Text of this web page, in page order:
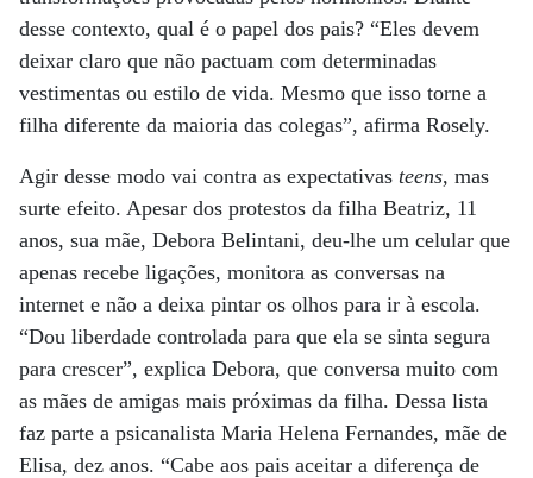
desse contexto, qual é o papel dos pais? “Eles devem
deixar claro que não pactuam com determinadas
vestimentas ou estilo de vida. Mesmo que isso torne a
filha diferente da maioria das colegas”, afirma Rosely.
Agir desse modo vai contra as expectativas teens, mas
surte efeito. Apesar dos protestos da filha Beatriz, 11
anos, sua mãe, Debora Belintani, deu-lhe um celular que
apenas recebe ligações, monitora as conversas na
internet e não a deixa pintar os olhos para ir à escola.
“Dou liberdade controlada para que ela se sinta segura
para crescer”, explica Debora, que conversa muito com
as mães de amigas mais próximas da filha. Dessa lista
faz parte a psicanalista Maria Helena Fernandes, mãe de
Elisa, dez anos. “Cabe aos pais aceitar a diferença de